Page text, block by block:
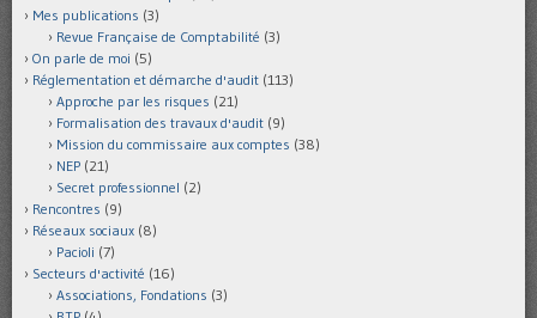
Mes publications (3)
Revue Française de Comptabilité (3)
On parle de moi (5)
Réglementation et démarche d'audit (113)
Approche par les risques (21)
Formalisation des travaux d'audit (9)
Mission du commissaire aux comptes (38)
NEP (21)
Secret professionnel (2)
Rencontres (9)
Réseaux sociaux (8)
Pacioli (7)
Secteurs d'activité (16)
Associations, Fondations (3)